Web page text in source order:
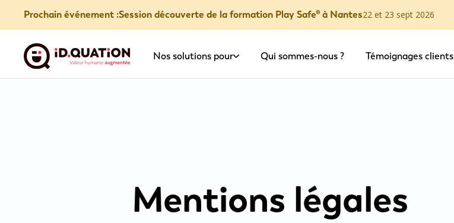
Prochain événement :Session découverte de la formation Play Safe® à Nantes22 et 23 sept 2026
Nos solutions pour Qui sommes-nous ? Témoignages clients
Mentions légales